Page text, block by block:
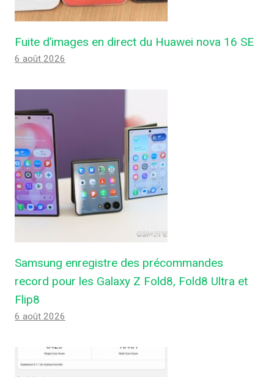
Fuite d’images en direct du Huawei nova 16 SE
6 août 2026
Samsung enregistre des précommandes
record pour les Galaxy Z Fold8, Fold8 Ultra et
Flip8
6 août 2026